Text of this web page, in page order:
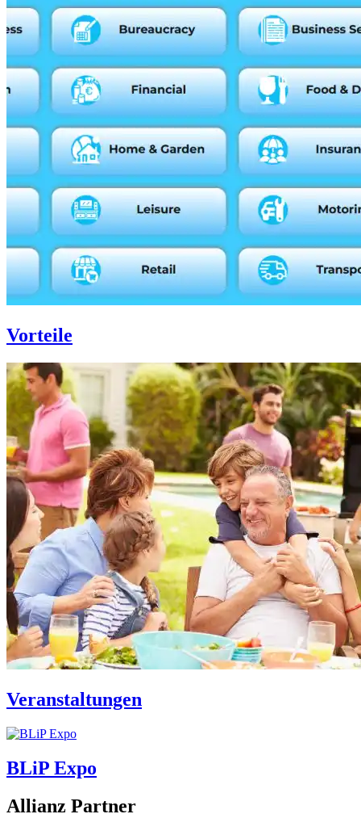
Vorteile
Veranstaltungen
BLiP Expo
Allianz Partner